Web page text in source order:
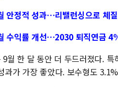
안정적 성과…리밸런싱으로 체
수익률 개선…2030 퇴직연금
월 한 달 동안 더 두드러졌다.
가 가장 좋았다. 보수형도